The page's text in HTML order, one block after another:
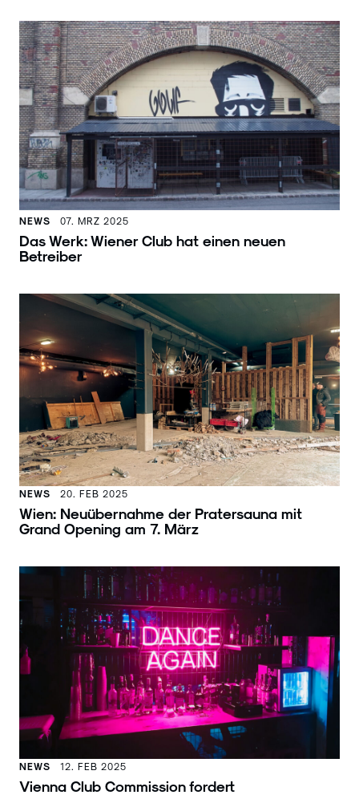
NEWS 07. MRZ 2025
Das Werk: Wiener Club hat einen neuen
Betreiber
NEWS 20. FEB 2025
Wien: Neuübernahme der Pratersauna mit
Grand Opening am 7. März
NEWS 12. FEB 2025
Vienna Club Commission fordert